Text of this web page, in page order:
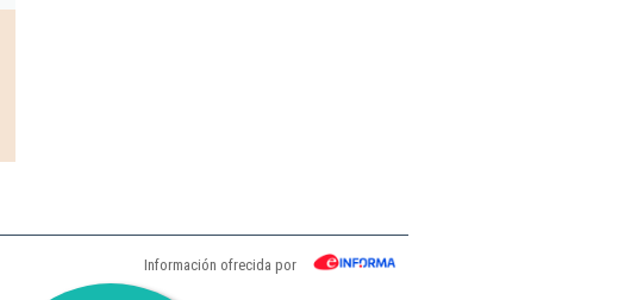
Información ofrecida por